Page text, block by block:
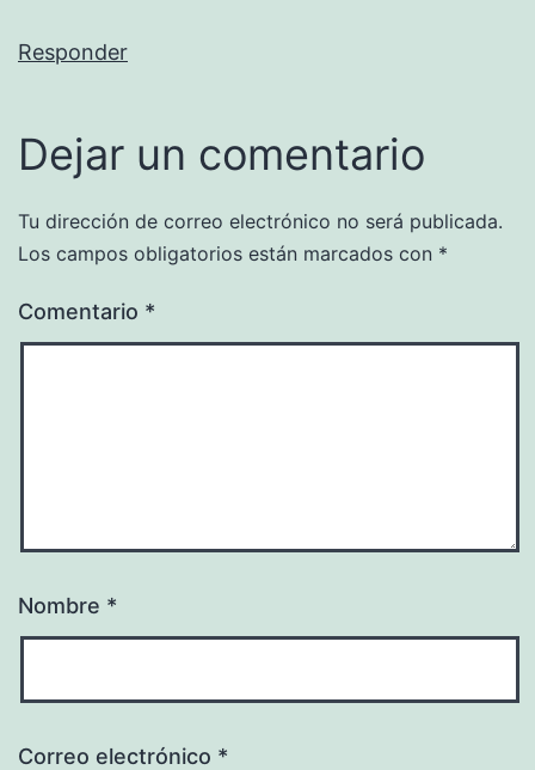
Responder
Dejar un comentario
Tu dirección de correo electrónico no será publicada.
Los campos obligatorios están marcados con *
Comentario *
Nombre *
Correo electrónico *